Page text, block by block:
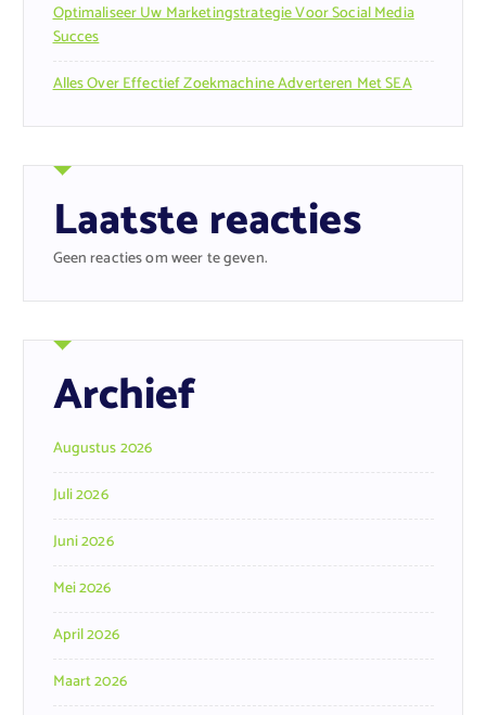
Optimaliseer Uw Marketingstrategie Voor Social Media
Succes
Alles Over Effectief Zoekmachine Adverteren Met SEA
Laatste reacties
Geen reacties om weer te geven.
Archief
Augustus 2026
Juli 2026
Juni 2026
Mei 2026
April 2026
Maart 2026